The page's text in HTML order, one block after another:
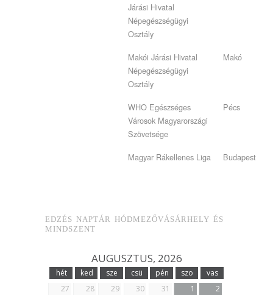
Járási Hivatal
Népegészségügyi
Osztály
Makói Járási Hivatal
Népegészségügyi
Osztály
Makó
WHO Egészséges
Városok Magyarországi
Szövetsége
Pécs
Magyar Rákellenes Liga Budapest
EDZÉS NAPTÁR HÓDMEZŐVÁSÁRHELY ÉS
MINDSZENT
AUGUSZTUS, 2026
hét ked sze csü pén szo
vas
27
28 29 30 31 1 2